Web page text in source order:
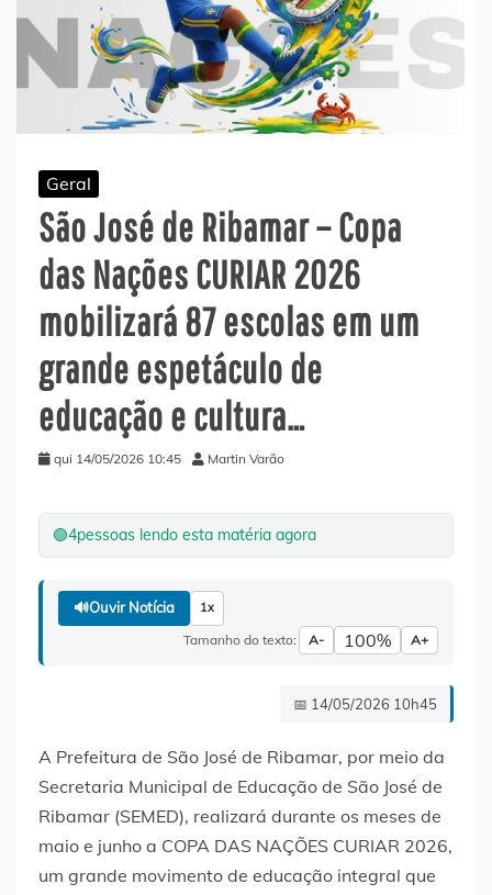
Geral
São José de Ribamar – Copa
das Nações CURIAR 2026
mobilizará 87 escolas em um
grande espetáculo de
educação e cultura…
qui 14/05/2026 10:45 Martin Varão
🟢4pessoas lendo esta matéria agora
🔊Ouvir Notícia 1x
Tamanho do texto: A- 100% A+
📅 14/05/2026 10h45
A Prefeitura de São José de Ribamar, por meio da
Secretaria Municipal de Educação de São José de
Ribamar (SEMED), realizará durante os meses de
maio e junho a COPA DAS NAÇÕES CURIAR 2026,
um grande movimento de educação integral que